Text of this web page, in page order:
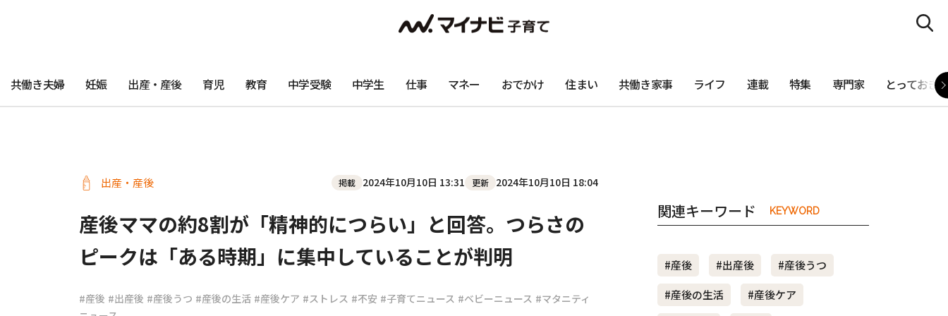
共働き夫婦 妊娠 出産・産後 育児 教育 中学受験 中学生 仕事 マネー おでかけ 住まい 共働き家事 ライフ 連載 特集 専門家 とっておき
出産・産後 掲載 2024年10月10日 13:31 更新 2024年10月10日 18:04
産後ママの約8割が「精神的につらい」と回答。つらさの
ピークは「ある時期」に集中していることが判明
#産後 #出産後 #産後うつ #産後の生活 #産後ケア #ストレス #不安 #子育てニュース #ベビーニュース #マタニティ
関連キーワード KEYWORD
#産後 #出産後
#産後うつ
#産後の生活
#産後ケア